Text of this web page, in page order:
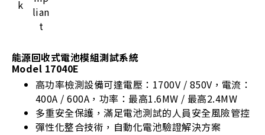
能源回收式電池模組測試系統
Model 17040E
高功率檢測設備可達電壓：1700V / 850V，電流：
400A / 600A，功率：最高1.6MW / 最高2.4MW
多重安全保護，滿足電池測試的人員安全風險管控
彈性化整合技術，自動化電池驗證解決方案